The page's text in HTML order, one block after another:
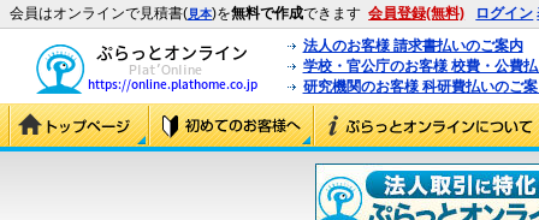
会員はオンラインで見積書(見本)を無料で作成できます 会員登録(無料) ログイン
法人のお客様 請求書払いのご案内
学校・官公庁のお客様 校費・公費
研究機関のお客様 科研費払いのご